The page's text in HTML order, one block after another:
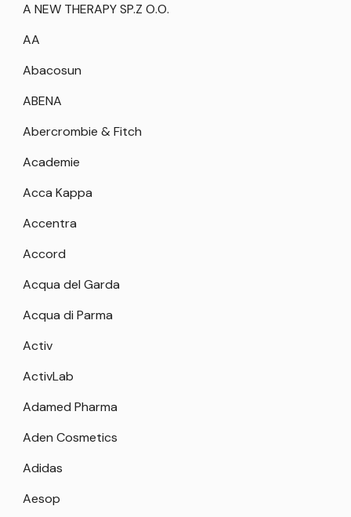
A NEW THERAPY SP.Z O.O.
AA
Abacosun
ABENA
Abercrombie & Fitch
Academie
Acca Kappa
Accentra
Accord
Acqua del Garda
Acqua di Parma
Activ
ActivLab
Adamed Pharma
Aden Cosmetics
Adidas
Aesop